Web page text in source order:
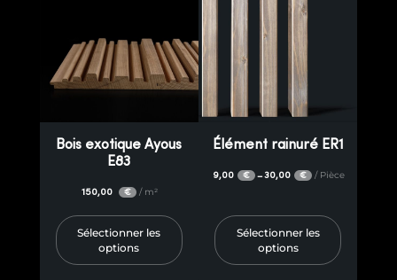
Bois exotique Ayous
E83
150,00 € / m²
Sélectionner les
options
Élément rainuré ER1
9,00 € –30,00 € / Pièce
Sélectionner les
options